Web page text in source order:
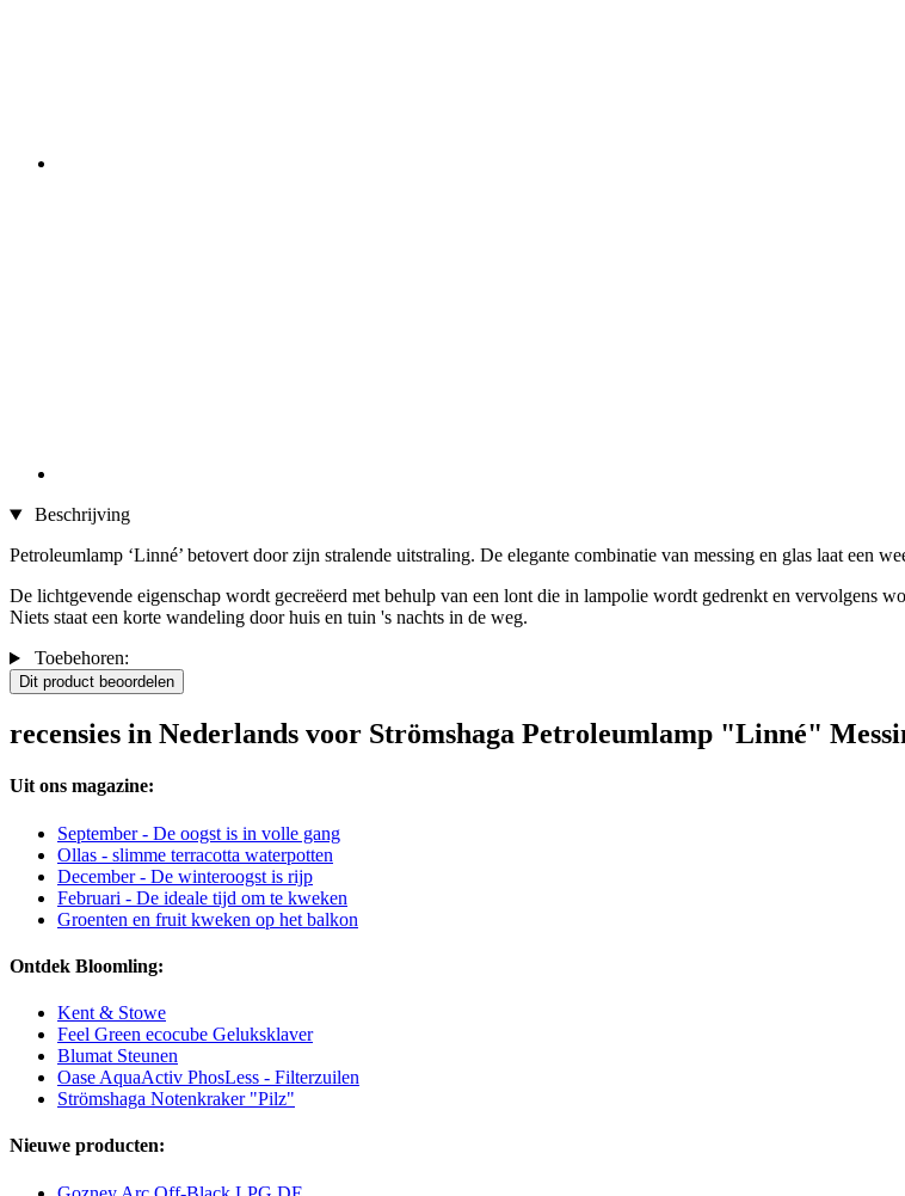
Beschrijving
Petroleumlamp ‘Linné’ betovert door zijn stralende uitstraling. De elegante combinatie van messing en glas laat een
De lichtgevende eigenschap wordt gecreëerd met behulp van een lont die in lampolie wordt gedrenkt en vervolgens
Niets staat een korte wandeling door huis en tuin 's nachts in de weg.
Toebehoren:
Dit product beoordelen
recensies in Nederlands voor Strömshaga Petroleumlamp "Linné"
Uit ons magazine:
September - De oogst is in volle gang
Ollas - slimme terracotta waterpotten
December - De winteroogst is rijp
Februari - De ideale tijd om te kweken
Groenten en fruit kweken op het balkon
Ontdek Bloomling:
Kent & Stowe
Feel Green ecocube Geluksklaver
Blumat Steunen
Oase AquaActiv PhosLess - Filterzuilen
Strömshaga Notenkraker "Pilz"
Nieuwe producten: